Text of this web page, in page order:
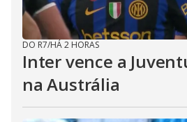
DO R7/HÁ 2 HORAS
Inter vence a
na Austrália